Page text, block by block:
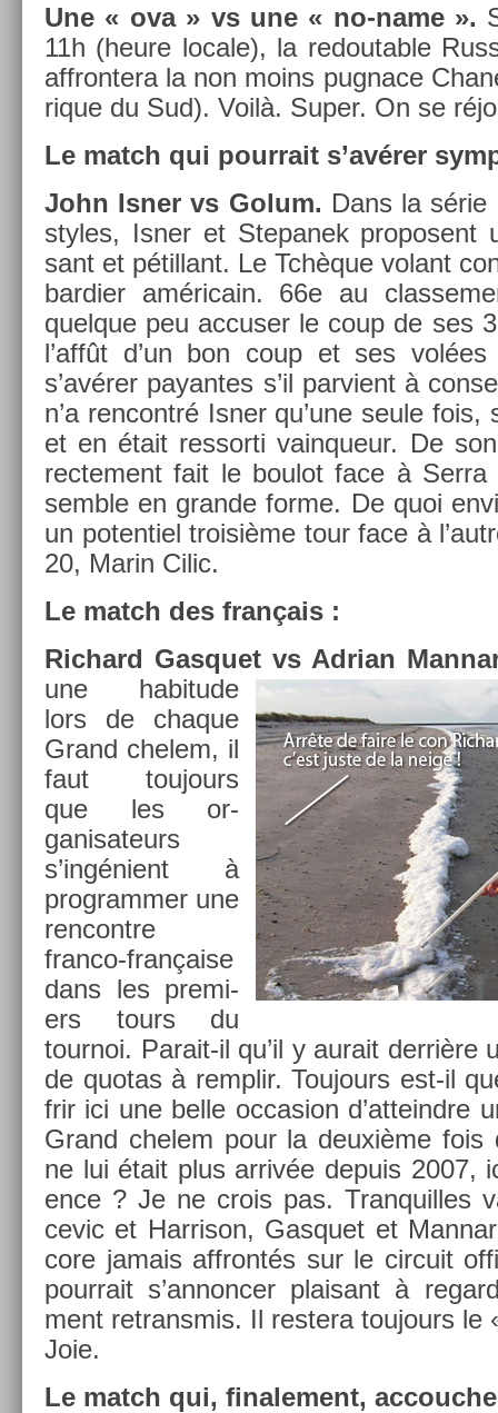
Une « ova » vs une « no-name ».
11h (heure loc­ale), la re­dout­able
affron­tera la non moins pug­nace
rique du Sud). Voilà. Super. On se
Le match qui pour­rait s’avérer
John Isner vs Golum. Dans la série
styles, Isner et Stepanek pro­posent
sant et pétil­lant. Le Tchèque volant
bardi­er américain. 66e au
quel­que peu ac­cus­er le coup de ses
l’affût d’un bon coup et ses volées
s’avérer payan­tes s’il par­vient à
n’a re­ncontré Isner qu’une seule
et en était re­ssor­ti vain­queur. De
rec­te­ment fait le boulot face à
semble en gran­de forme. De quoi
un poten­tiel troisiè­me tour face à
20, Marin Cilic.
Le match des français :
Ric­hard Gas­quet vs Ad­rian
une habitude
lors de chaque
Grand chelem, il
faut toujours
que les or­
ganisateurs
s’ingénient à
pro­gramm­er une
re­ncontre
franco-française
dans les pre­mi­
ers tours du
tour­noi. Parait-il qu’il y aurait derrière
de quotas à re­mplir. Toujours est-il
frir ici une belle oc­cas­ion d’at­teindre
Grand chelem pour la deuxième fois
ne lui était plus arrivée de­puis 2007,
ence ? Je ne crois pas. Tran­quil­les
cevic et Har­rison, Gas­quet et
core jamais affrontés sur le cir­cuit
pour­rait s’an­nonc­er plaisant à
ment re­transmis. Il re­stera toujours le
Joie.
Le match qui, fin­ale­ment,